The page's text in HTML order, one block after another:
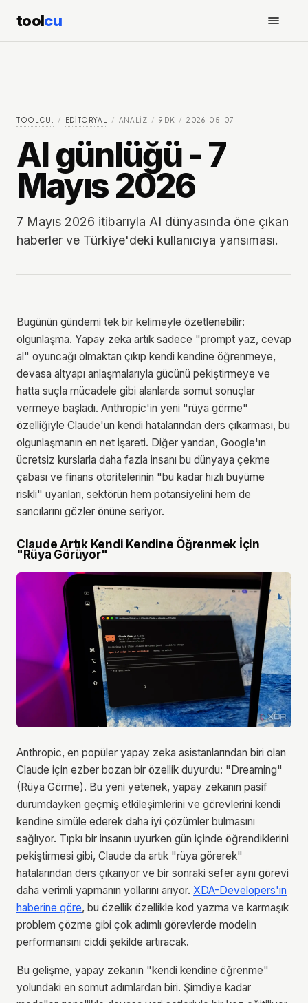
toolcu
TOOLCU. / EDITÖRYAL / ANALIZ / 9 DK / 2026-05-07
AI günlüğü - 7
Mayıs 2026
7 Mayıs 2026 itibarıyla AI dünyasında öne çıkan
haberler ve Türkiye'deki kullanıcıya yansıması.
Bugünün gündemi tek bir kelimeyle özetlenebilir:
olgunlaşma. Yapay zeka artık sadece "prompt yaz, cevap
al" oyuncağı olmaktan çıkıp kendi kendine öğrenmeye,
devasa altyapı anlaşmalarıyla gücünü pekiştirmeye ve
hatta suçla mücadele gibi alanlarda somut sonuçlar
vermeye başladı. Anthropic'in yeni "rüya görme"
özelliğiyle Claude'un kendi hatalarından ders çıkarması, bu
olgunlaşmanın en net işareti. Diğer yandan, Google'ın
ücretsiz kurslarla daha fazla insanı bu dünyaya çekme
çabası ve finans otoritelerinin "bu kadar hızlı büyüme
riskli" uyarıları, sektörün hem potansiyelini hem de
sancılarını gözler önüne seriyor.
Claude Artık Kendi Kendine Öğrenmek İçin
"Rüya Görüyor"
Anthropic, en popüler yapay zeka asistanlarından biri olan
Claude için ezber bozan bir özellik duyurdu: "Dreaming"
(Rüya Görme). Bu yeni yetenek, yapay zekanın pasif
durumdayken geçmiş etkileşimlerini ve görevlerini kendi
kendine simüle ederek daha iyi çözümler bulmasını
sağlıyor. Tıpkı bir insanın uyurken gün içinde öğrendiklerini
pekiştirmesi gibi, Claude da artık "rüya görerek"
hatalarından ders çıkarıyor ve bir sonraki sefer aynı görevi
daha verimli yapmanın yollarını arıyor. XDA-Developers'ın
haberine göre, bu özellik özellikle kod yazma ve karmaşık
problem çözme gibi çok adımlı görevlerde modelin
performansını ciddi şekilde artıracak.
Bu gelişme, yapay zekanın "kendi kendine öğrenme"
yolundaki en somut adımlardan biri. Şimdiye kadar